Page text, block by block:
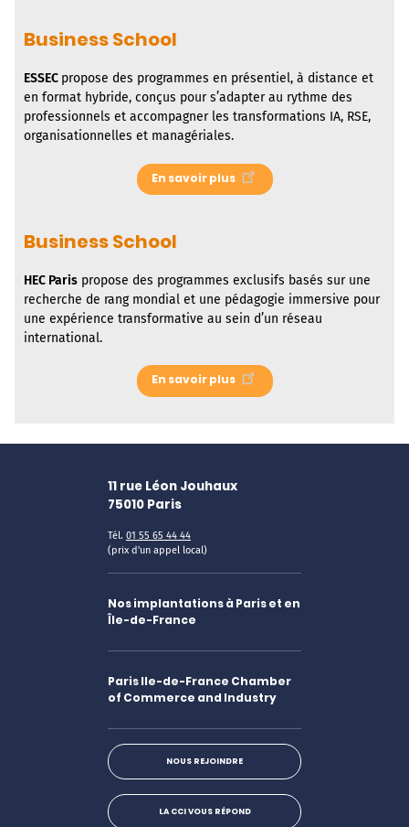
Business School
ESSEC propose des programmes en présentiel, à distance et
en format hybride, conçus pour s’adapter au rythme des
professionnels et accompagner les transformations IA, RSE,
organisationnelles et managériales.
En savoir plus
Business School
HEC Paris propose des programmes exclusifs basés sur une
recherche de rang mondial et une pédagogie immersive pour
une expérience transformative au sein d’un réseau
international.
En savoir plus
11 rue Léon Jouhaux
75010 Paris
Tél. 01 55 65 44 44
(prix d'un appel local)
Nos implantations à Paris et en
Île-de-France
Paris Ile-de-France Chamber
of Commerce and Industry
NOUS REJOINDRE
LA CCI VOUS RÉPOND